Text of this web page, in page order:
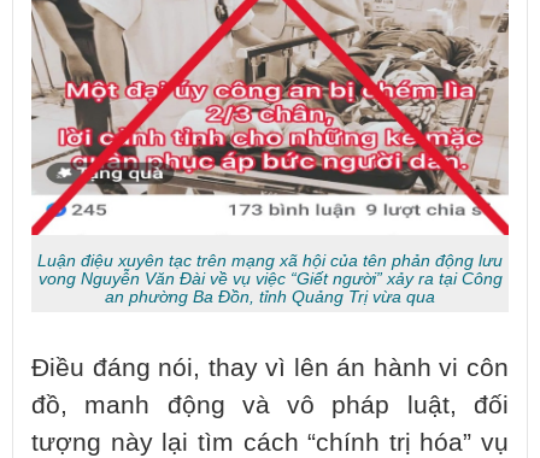
Luận điệu xuyên tạc trên mạng xã hội của tên phản động lưu
vong Nguyễn Văn Đài về vụ việc “Giết người” xảy ra tại Công
an phường Ba Đồn, tỉnh Quảng Trị vừa qua
Điều đáng nói, thay vì lên án hành vi côn
đồ, manh động và vô pháp luật, đối
tượng này lại tìm cách “chính trị hóa” vụ